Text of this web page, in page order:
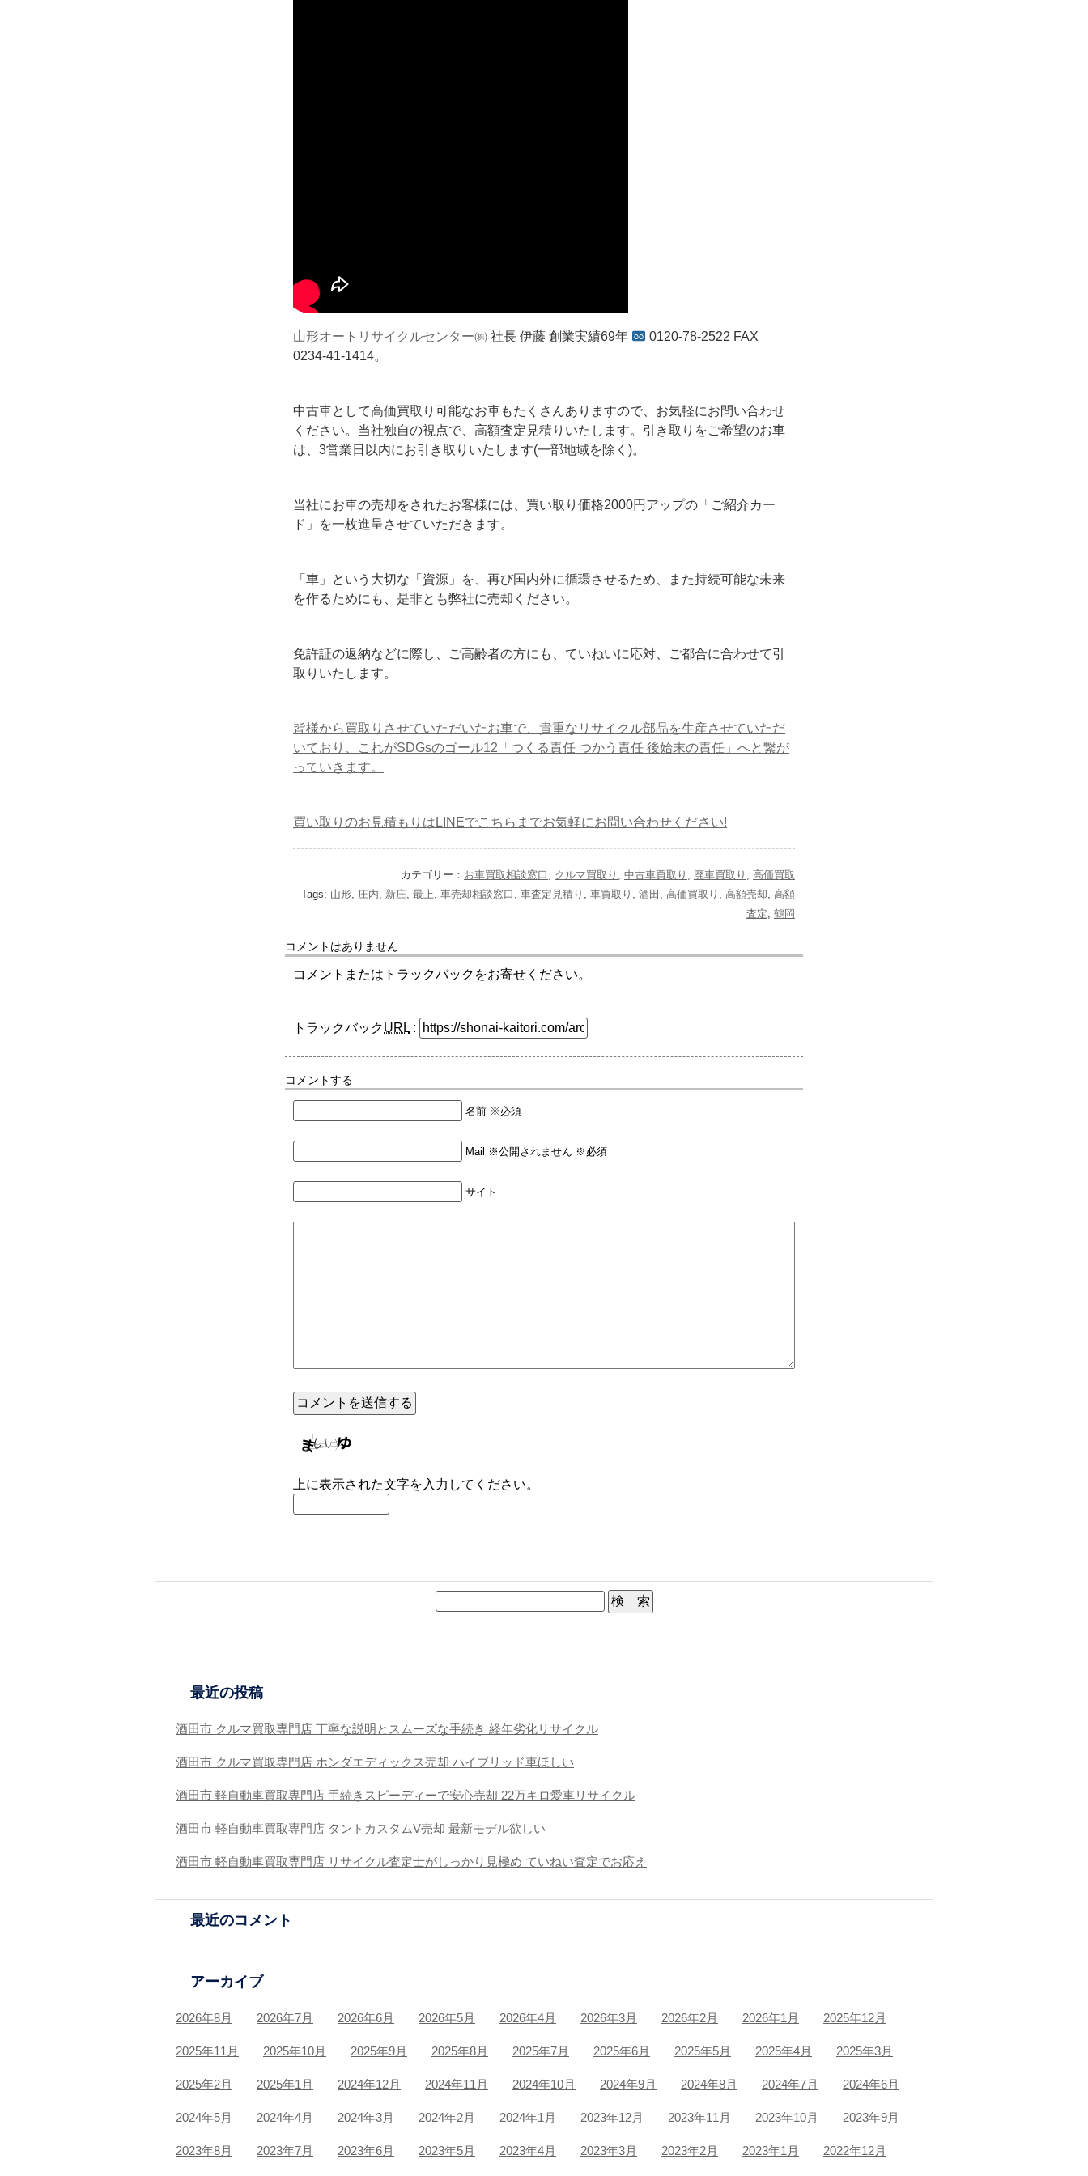
山形オートリサイクルセンター㈱ 社長 伊藤 創業実績69年
0120-78-2522 FAX
0234-41-1414。
中古車として高価買取り可能なお車もたくさんありますので、お気軽にお問い合わせ
ください。当社独自の視点で、高額査定見積りいたします。引き取りをご希望のお車
は、3営業日以内にお引き取りいたします(一部地域を除く)。
当社にお車の売却をされたお客様には、買い取り価格2000円アップの「ご紹介カー
ド」を一枚進呈させていただきます。
「車」という大切な「資源」を、再び国内外に循環させるため、また持続可能な未来
を作るためにも、是非とも弊社に売却ください。
免許証の返納などに際し、ご高齢者の方にも、ていねいに応対、ご都合に合わせて引
取りいたします。
皆様から買取りさせていただいたお車で、貴重なリサイクル部品を生産させていただ
いており、これがSDGsのゴール12「つくる責任 つかう責任 後始末の責任」へと繋が
っていきます。
買い取りのお見積もりはLINEでこちらまでお気軽にお問い合わせください!
カテゴリー： お車買取相談窓口 , クルマ買取り , 中古車買取り , 廃車買取り , 高価買取
Tags: 山形, 庄内, 新庄, 最上, 車売却相談窓口 , 車査定見積り , 車買取り , 酒田 , 高価買取り , 高額売却, 高額
査定, 鶴岡
コメントはありません
コメントまたはトラックバックをお寄せください。
トラックバックURL :
コメントする
名前 ※必須
Mail ※公開されません ※必須
サイト
上に表示された文字を入力してください。
最近の投稿
酒田市 クルマ買取専門店 丁寧な説明とスムーズな手続き 経年劣化リサイクル
酒田市 クルマ買取専門店 ホンダエディックス売却 ハイブリッド車ほしい
酒田市 軽自動車買取専門店 手続きスピーディーで安心売却 22万キロ愛車リサイクル
酒田市 軽自動車買取専門店 タントカスタムV売却 最新モデル欲しい
酒田市 軽自動車買取専門店 リサイクル査定士がしっかり見極め ていねい査定でお応え
最近のコメント
アーカイブ
2026年8月 2026年7月 2026年6月 2026年5月 2026年4月 2026年3月 2026年2月 2026年1月 2025年12月
2025年11月 2025年10月 2025年9月 2025年8月 2025年7月 2025年6月 2025年5月 2025年4月 2025年3月
2025年2月 2025年1月 2024年12月 2024年11月 2024年10月 2024年9月 2024年8月 2024年7月 2024年6月
2024年5月 2024年4月 2024年3月 2024年2月 2024年1月 2023年12月 2023年11月 2023年10月 2023年9月
2023年8月 2023年7月 2023年6月 2023年5月 2023年4月 2023年3月 2023年2月 2023年1月 2022年12月